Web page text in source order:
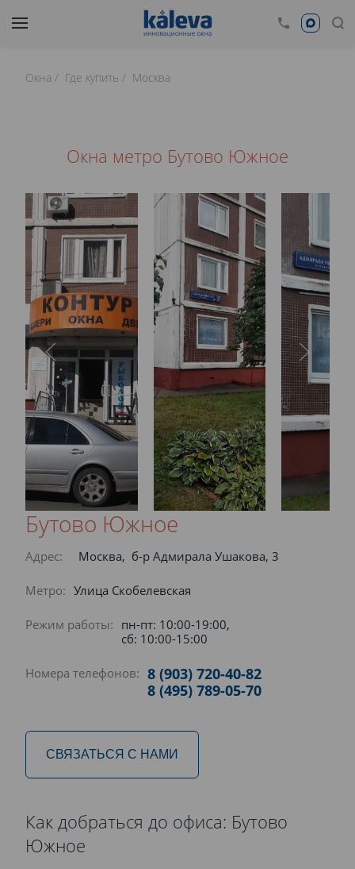
Окна Где купить Москва
Окна метро Бутово Южное
Бутово Южное
Адрес: Москва, б-р Адмирала Ушакова, 3
Метро: Улица Скобелевская
Режим работы: пн-пт: 10:00-19:00,
сб: 10:00-15:00
Номера телефонов: 8 (903) 720-40-82
8 (495) 789-05-70
СВЯЗАТЬСЯ С НАМИ
Как добраться до офиса: Бутово
Южное